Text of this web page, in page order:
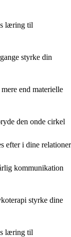
læring til
styrke din
end materielle
den onde cirkel
efter i dine relationer
kommunikation
styrke dine
læring til